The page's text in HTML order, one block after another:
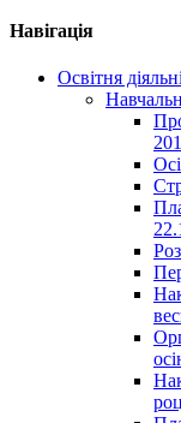
Навігація
Освітня